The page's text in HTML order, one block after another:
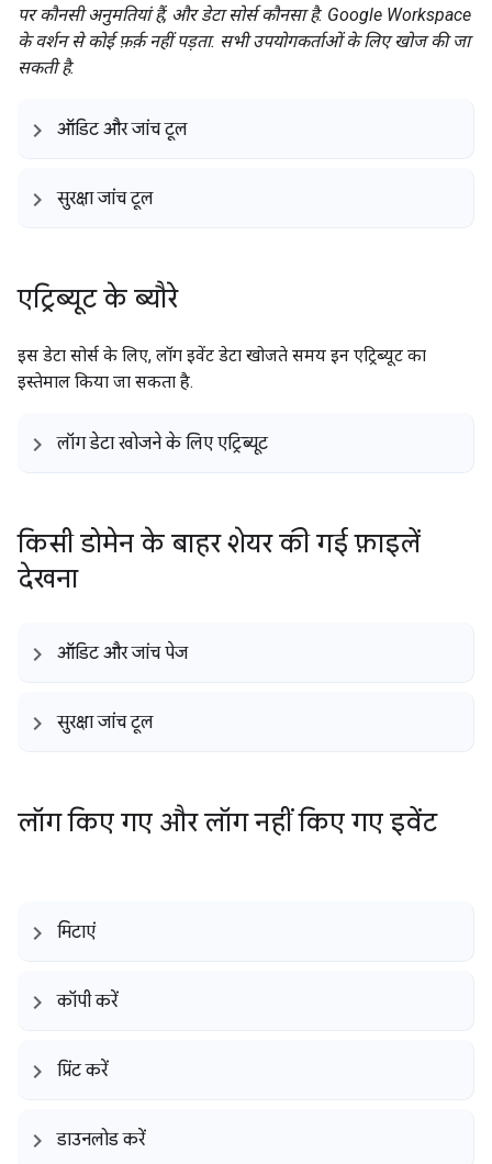
पर कौनसी अनुमतियां हैं, और डेटा सोर्स कौनसा है. Google Workspace
के वर्शन से कोई फ़र्क़ नहीं पड़ता. सभी उपयोगकर्ताओं के लिए खोज की जा
सकती है.
ऑडिट और जांच टूल
सुरक्षा जांच टूल
एट्रिब्यूट के ब्यौरे
इस डेटा सोर्स के लिए, लॉग इवेंट डेटा खोजते समय इन एट्रिब्यूट का
इस्तेमाल किया जा सकता है.
लॉग डेटा खोजने के लिए एट्रिब्यूट
किसी डोमेन के बाहर शेयर की गई फ़ाइलें
देखना
ऑडिट और जांच पेज
सुरक्षा जांच टूल
लॉग किए गए और लॉग नहीं किए गए इवेंट
मिटाएं
कॉपी करें
प्रिंट करें
डाउनलोड करें